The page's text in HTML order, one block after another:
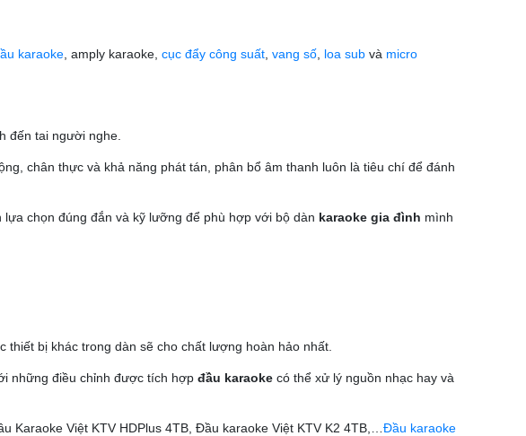
karaoke, amply karaoke, cục đẩy công suất, vang số, loa sub và micro
đến tai người nghe.
chân thực và khả năng phát tán, phân bổ âm thanh luôn là tiêu chí để đánh
chọn đúng đắn và kỹ lưỡng để phù hợp với bộ dàn karaoke gia đình mình
thiết bị khác trong dàn sẽ cho chất lượng hoàn hảo nhất.
những điều chỉnh được tích hợp đầu karaoke có thể xử lý nguồn nhạc hay và
Việt KTV HDPlus 4TB, Đầu karaoke Việt KTV K2 4TB,… Đầu karaoke